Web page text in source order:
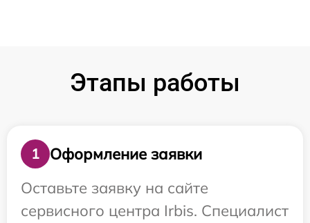
Этапы работы
1
Оформление заявки
Оставьте заявку на сайте
сервисного центра Irbis. Специалист